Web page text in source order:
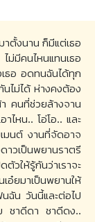
ตั้งนาน ก็มีแต่เธอ
มีคนไหนแทนเธอ
ธอ อดทนฉันได้ทุก
นไม่ได้ ห่างคงต้อง
คนที่ช่วยล้างจาน
ไหน.. โอ่โอ.. และ
มนต์ งานที่จัดอาจ
าวเป็นพยานราตรี
ตัวให้รู้กันว่าเราจะ
ยมาเป็นพยานให้
ฉัน วันนี้และต่อไป
ชาดีดา ชาดีดง..